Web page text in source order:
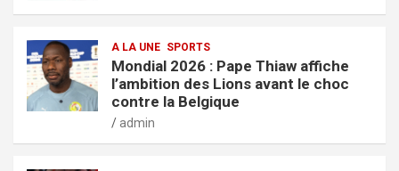
A LA UNE SPORTS
Mondial 2026 : Pape Thiaw affiche
l’ambition des Lions avant le choc
contre la Belgique
admin